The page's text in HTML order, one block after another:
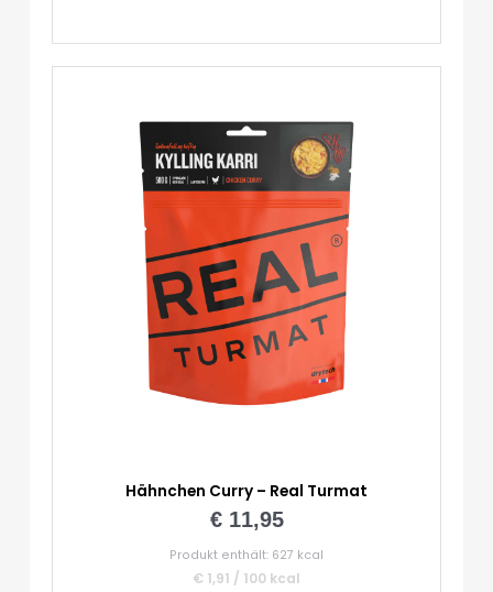
Hähnchen Curry – Real Turmat
€11,95
Produkt enthält: 627 kcal
€ 1,91 / 100 kcal